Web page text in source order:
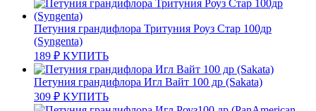
Петуния грандифлора Тритуния Роуз Стар 100др
(Syngenta)
189 ₽ КУПИТЬ
Петуния грандифлора Игл Вайт 100 др (Sakata)
309 ₽ КУПИТЬ